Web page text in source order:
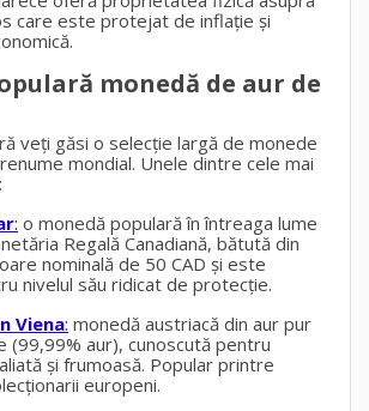
care este protejat de inflație și
monedă de aur de
veți găsi o selecție largă de monede
mondial. Unele dintre cele mai
: o monedă populară în întreaga lume
Regală Canadiană, bătută din
nominală de 50 CAD și este
nivelul său ridicat de protecție.
Viena: monedă austriacă din aur pur
(99,99% aur), cunoscută pentru
și frumoasă. Popular printre
europeni.